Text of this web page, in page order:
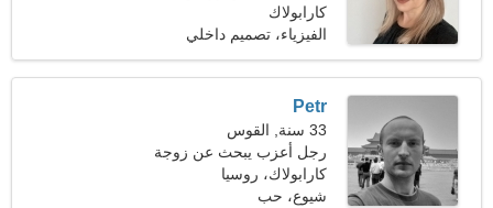
كارابولاك
الفيزياء، تصميم داخلي
Petr
33 سنة, القوس
رجل أعزب يبحث عن زوجة
21-28
كارابولاك، روسيا
شيوع، حب